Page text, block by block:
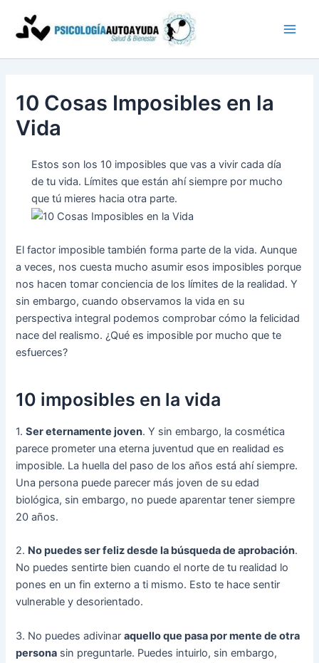
contenido
10 Cosas Imposibles en la
Vida
Estos son los 10 imposibles que vas a vivir cada día
de tu vida. Límites que están ahí siempre por mucho
que tú mieres hacia otra parte.
El factor imposible también forma parte de la vida. Aunque
a veces, nos cuesta mucho asumir esos imposibles porque
nos hacen tomar conciencia de los límites de la realidad. Y
sin embargo, cuando observamos la vida en su
perspectiva integral podemos comprobar cómo la felicidad
nace del realismo. ¿Qué es imposible por mucho que te
esfuerces?
10 imposibles en la vida
1.Ser eternamente joven. Y sin embargo, la cosmética
parece prometer una eterna juventud que en realidad es
imposible. La huella del paso de los años está ahí siempre.
Una persona puede parecer más joven de su edad
biológica, sin embargo, no puede aparentar tener siempre
20 años.
2. No puedes ser feliz desde la búsqueda de aprobación.
No puedes sentirte bien cuando el norte de tu realidad lo
pones en un fin externo a ti mismo. Esto te hace sentir
vulnerable y desorientado.
3. No puedes adivinaraquello que pasa por mente de otra
persona sin preguntarle. Puedes intuirlo, sin embargo,